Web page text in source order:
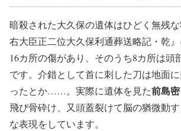
暗殺された大久保の遺体はひどく無残
右大臣正二位大久保利通葬送略記・乾
16カ所の傷があり、そのうち8カ所は頭
です。介錯として首に刺した刀は地面
ったとか……。実際に遺体を見た前島密
飛び骨砕け、又頭蓋裂けて脳の猶微動
な表現をしています。